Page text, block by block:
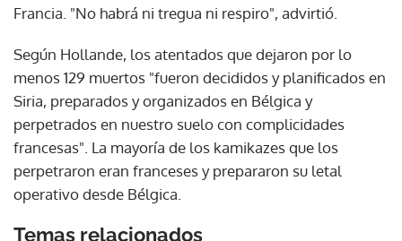
Francia. "No habrá ni tregua ni respiro", advirtió.
Según Hollande, los atentados que dejaron por lo
menos 129 muertos "fueron decididos y planificados en
Siria, preparados y organizados en Bélgica y
perpetrados en nuestro suelo con complicidades
francesas". La mayoría de los kamikazes que los
perpetraron eran franceses y prepararon su letal
operativo desde Bélgica.
Temas relacionados